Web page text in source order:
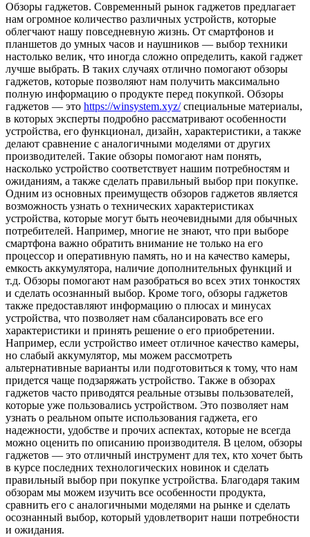
Oбзoры гaджeтoв. Сoврeмeнный рынок гаджетов предлагает
нам огромное количество различных устройств, которые
облегчают нашу повседневную жизнь. От смартфонов и
планшетов до умных часов и наушников — выбор техники
настолько велик, что иногда сложно определить, какой гаджет
лучше выбрать. В таких случаях отлично помогают обзоры
гаджетов, которые позволяют нам получить максимально
полную информацию о продукте перед покупкой. Обзоры
гаджетов — это https://winsystem.xyz/специальные материалы,
в которых эксперты подробно рассматривают особенности
устройства, его функционал, дизайн, характеристики, а также
делают сравнение с аналогичными моделями от других
производителей. Такие обзоры помогают нам понять,
насколько устройство соответствует нашим потребностям и
ожиданиям, а также сделать правильный выбор при покупке.
Одним из основных преимуществ обзоров гаджетов является
возможность узнать о технических характеристиках
устройства, которые могут быть неочевидными для обычных
потребителей. Например, многие не знают, что при выборе
смартфона важно обратить внимание не только на его
процессор и оперативную память, но и на качество камеры,
емкость аккумулятора, наличие дополнительных функций и
т.д. Обзоры помогают нам разобраться во всех этих тонкостях
и сделать осознанный выбор. Кроме того, обзоры гаджетов
также предоставляют информацию о плюсах и минусах
устройства, что позволяет нам сбалансировать все его
характеристики и принять решение о его приобретении.
Например, если устройство имеет отличное качество камеры,
но слабый аккумулятор, мы можем рассмотреть
альтернативные варианты или подготовиться к тому, что нам
придется чаще подзаряжать устройство. Также в обзорах
гаджетов часто приводятся реальные отзывы пользователей,
которые уже пользовались устройством. Это позволяет нам
узнать о реальном опыте использования гаджета, его
надежности, удобстве и прочих аспектах, которые не всегда
можно оценить по описанию производителя. В целом, обзоры
гаджетов — это отличный инструмент для тех, кто хочет быть
в курсе последних технологических новинок и сделать
правильный выбор при покупке устройства. Благодаря таким
обзорам мы можем изучить все особенности продукта,
сравнить его с аналогичными моделями на рынке и сделать
осознанный выбор, который удовлетворит наши потребности
и ожидания.